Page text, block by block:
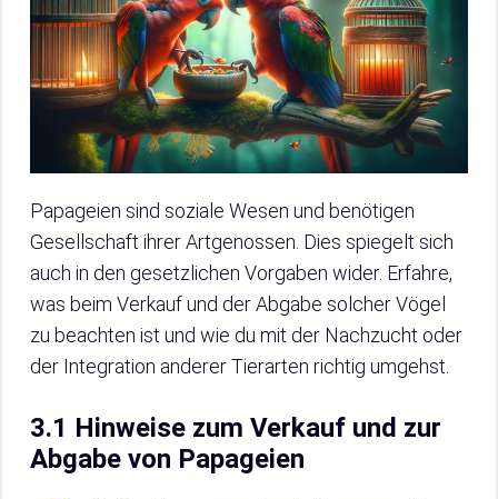
Papageien sind soziale Wesen und benötigen
Gesellschaft ihrer Artgenossen. Dies spiegelt sich
auch in den gesetzlichen Vorgaben wider. Erfahre,
was beim Verkauf und der Abgabe solcher Vögel
zu beachten ist und wie du mit der Nachzucht oder
der Integration anderer Tierarten richtig umgehst.
3.1 Hinweise zum Verkauf und zur
Abgabe von Papageien